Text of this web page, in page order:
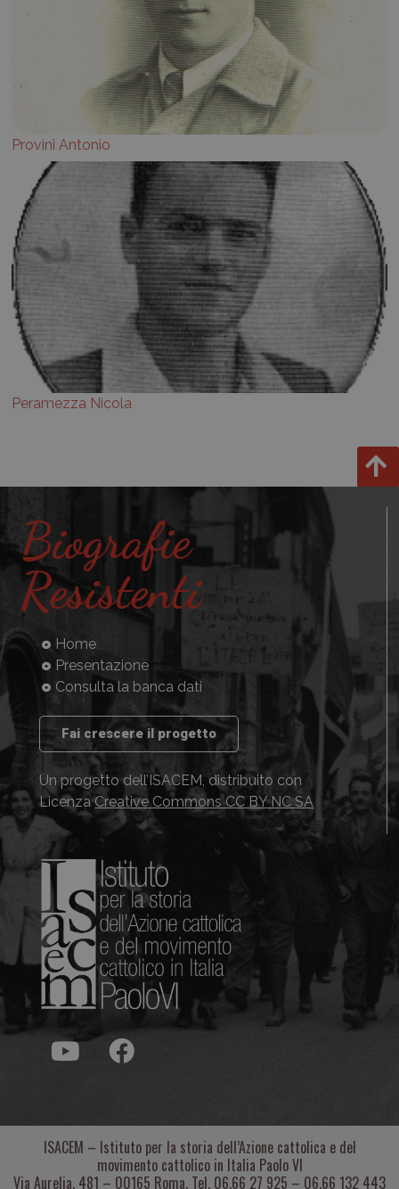
Provini Antonio
Peramezza Nicola
Biografie
Resistenti
Home
Presentazione
Consulta la banca dati
Fai crescere il progetto
Un progetto dell’ISACEM, distribuito con
LicenzaCreative Commons CC BY NC SA
ISACEM – Istituto per la storia dell’Azione cattolica e del
movimento cattolico in Italia Paolo VI
Via Aurelia, 481 – 00165 Roma. Tel. 06.66 27 925 – 06.66 132 443